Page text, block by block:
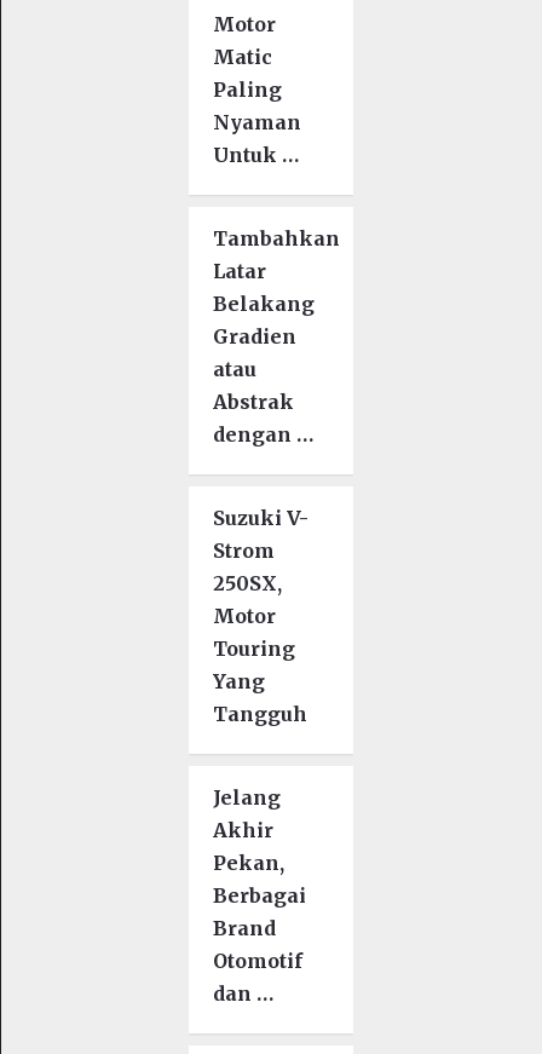
Motor
Matic
Paling
Nyaman
Untuk …
Tambahkan
Latar
Belakang
Gradien
atau
Abstrak
dengan …
Suzuki V-
Strom
250SX,
Motor
Touring
Yang
Tangguh
Jelang
Akhir
Pekan,
Berbagai
Brand
Otomotif
dan …